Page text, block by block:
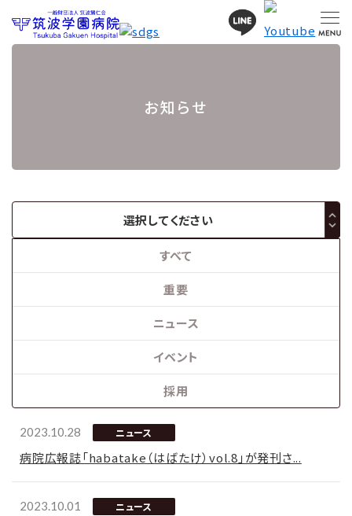
お知らせ
選択してください
すべて
重要
ニュース
イベント
採用
2023.10.28 ニュース
病院広報誌「habatake（はばたけ）vol.8」が発刊さ...
2023.10.01 ニュース